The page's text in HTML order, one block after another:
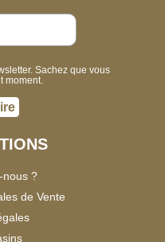
Sachez que vous
moment.
nous ?
de Vente